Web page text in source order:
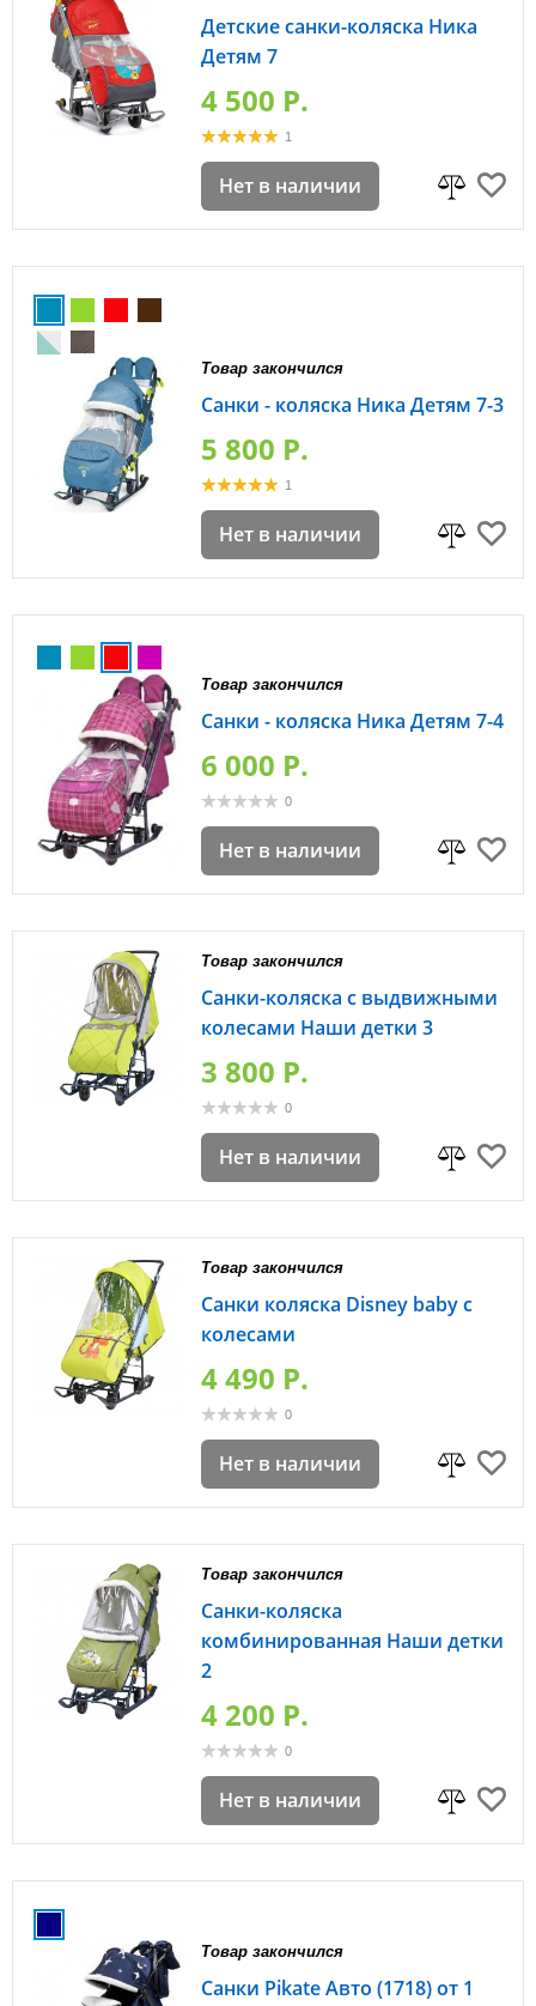
Детские санки-коляска Ника
Детям 7
4 500 P.
1
Нет в наличии
Товар закончился
Санки - коляска Ника Детям 7-3
5 800 P.
1
Нет в наличии
Товар закончился
Санки - коляска Ника Детям 7-4
6 000 P.
0
Нет в наличии
Товар закончился
Санки-коляска с выдвижными
колесами Наши детки 3
3 800 P.
0
Нет в наличии
Товар закончился
Санки коляска Disney baby с
колесами
4 490 P.
0
Нет в наличии
Товар закончился
Санки-коляска
комбинированная Наши детки
2
4 200 P.
0
Нет в наличии
Товар закончился
Санки Pikate Авто (1718) от 1